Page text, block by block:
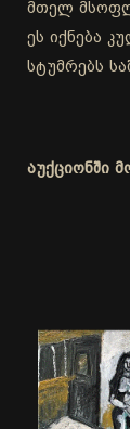
მთელ
ეს იქნება
სტუმრებს
აუქციონში